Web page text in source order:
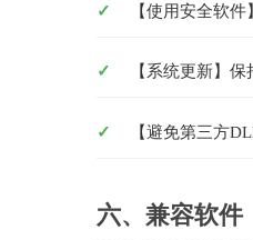
【使用安全软
【系统更新】
【避免第三方
六、兼容软件